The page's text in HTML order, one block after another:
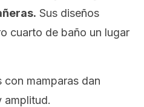
Sus diseños
cuarto de baño un lugar
con mamparas dan
amplitud.